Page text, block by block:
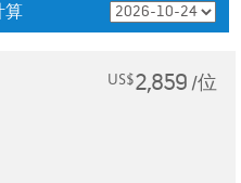
算
US$2,859 /位